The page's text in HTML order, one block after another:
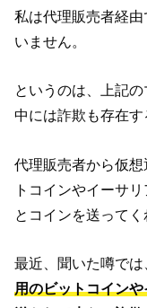
私は代理販売者経
いません。
というのは、上記
中には詐欺も存在す
代理販売者から仮
トコインやイーサ
とコインを送ってく
最近、聞いた噂では
用のビットコイン